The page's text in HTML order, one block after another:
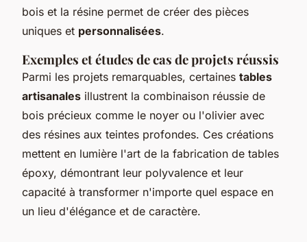
bois et la résine permet de créer des pièces
uniques et personnalisées.
Exemples et études de cas de projets réussis
Parmi les projets remarquables, certaines tables
artisanales illustrent la combinaison réussie de
bois précieux comme le noyer ou l'olivier avec
des résines aux teintes profondes. Ces créations
mettent en lumière l'art de la fabrication de tables
époxy, démontrant leur polyvalence et leur
capacité à transformer n'importe quel espace en
un lieu d'élégance et de caractère.